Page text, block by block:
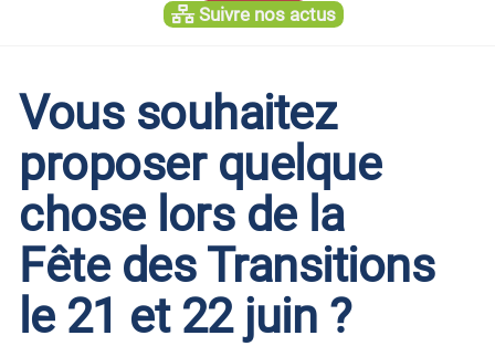
Suivre nos actus
Vous souhaitez
proposer quelque
chose lors de la
Fête des Transitions
le 21 et 22 juin ?